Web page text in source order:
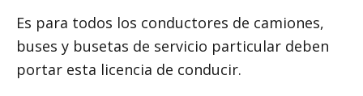
Es para todos los conductores de camiones,
buses y busetas de servicio particular deben
portar esta licencia de conducir.